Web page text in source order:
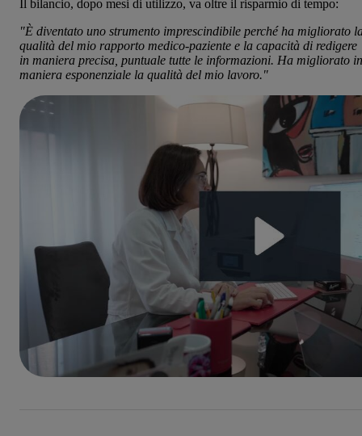
Il bilancio, dopo mesi di utilizzo, va oltre il risparmio di tempo:
"È diventato uno strumento imprescindibile perché ha migliorato
qualità del mio rapporto medico-paziente e la capacità di redigere
in maniera precisa, puntuale tutte le informazioni. Ha migliorato in
maniera esponenziale la qualità del mio lavoro."